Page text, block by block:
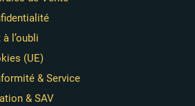
l’oubli
(UE)
& Service
& SAV